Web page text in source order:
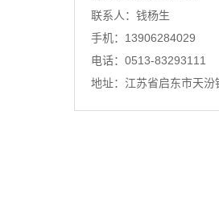
联系人：钱杨生
手机：13906284029
电话：0513-83293111
地址：江苏省启东市天汾